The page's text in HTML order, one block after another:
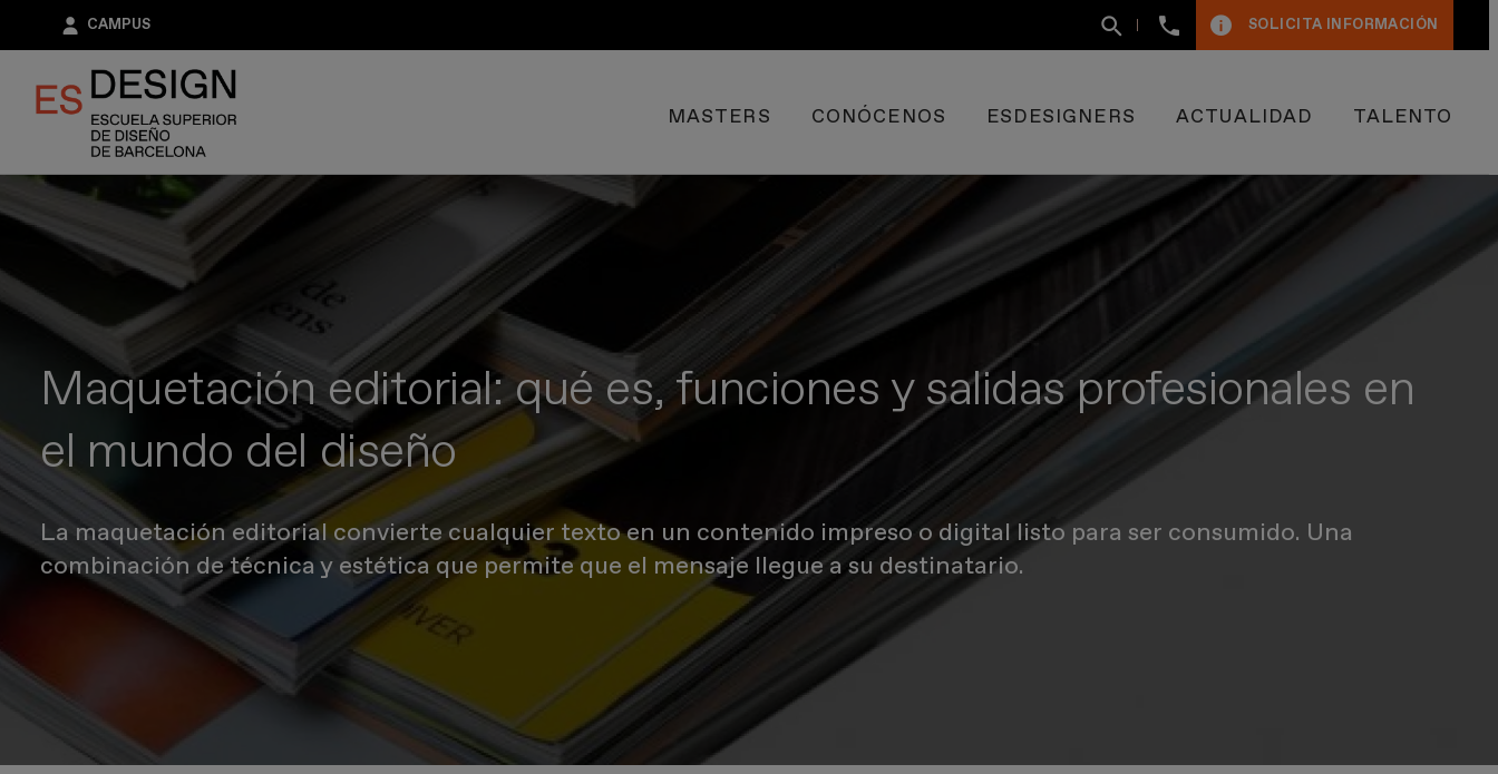
principal
CAMPUS +34
93
SOLICITA INFORMACIÓN
MASTERS CONÓCENOS ESDESIGNERS ACTUALIDAD TALENTO
Maquetación editorial: qué es, funciones y salidas profesionales en
el mundo del diseño
La maquetación editorial convierte cualquier texto en un contenido impreso o digital listo para ser consumido. Una
combinación de técnica y estética que permite que el mensaje llegue a su destinatario.